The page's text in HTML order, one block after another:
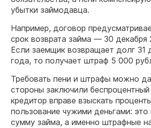
убытки займодавца.
Например, договор
срок возврата займа — 30 декабря
Если заемщик возвращает долг 31
года, то получает штраф 5 000
Требовать пени и штрафы можно
стороны заключили
кредитор вправе взыскать
пользование чужими деньгами:
сумму займа, а именно штрафные